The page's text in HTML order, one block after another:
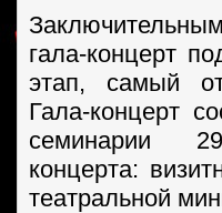
гала-концерт
этап, самый
Гала-концерт
семинарии
концерта:
театральной